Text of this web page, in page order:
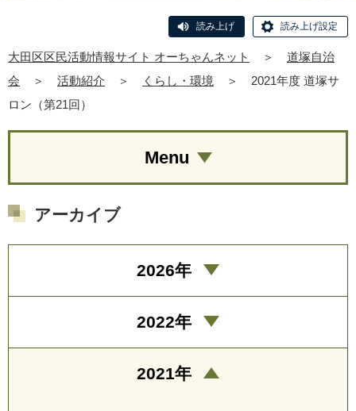
読み上げ 読み上げ設定
大田区区民活動情報サイト オーちゃんネット ＞
道塚自治
会
＞ 活動紹介 ＞ くらし・環境 ＞
2021年度 道塚サ
ロン（第21回）
Menu
アーカイブ
2026年
2022年
2021年